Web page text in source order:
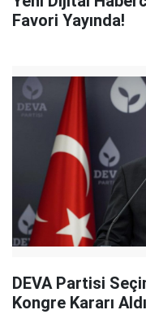
Favori Yayında!
DEVA Partisi
Kongre Kararı